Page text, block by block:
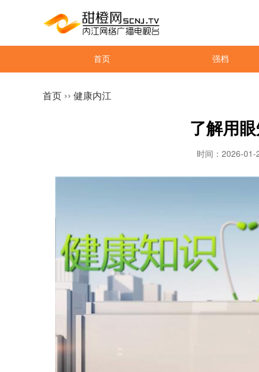
首页 强档
首页 ›› 健康内江
了解用
时间：2026-